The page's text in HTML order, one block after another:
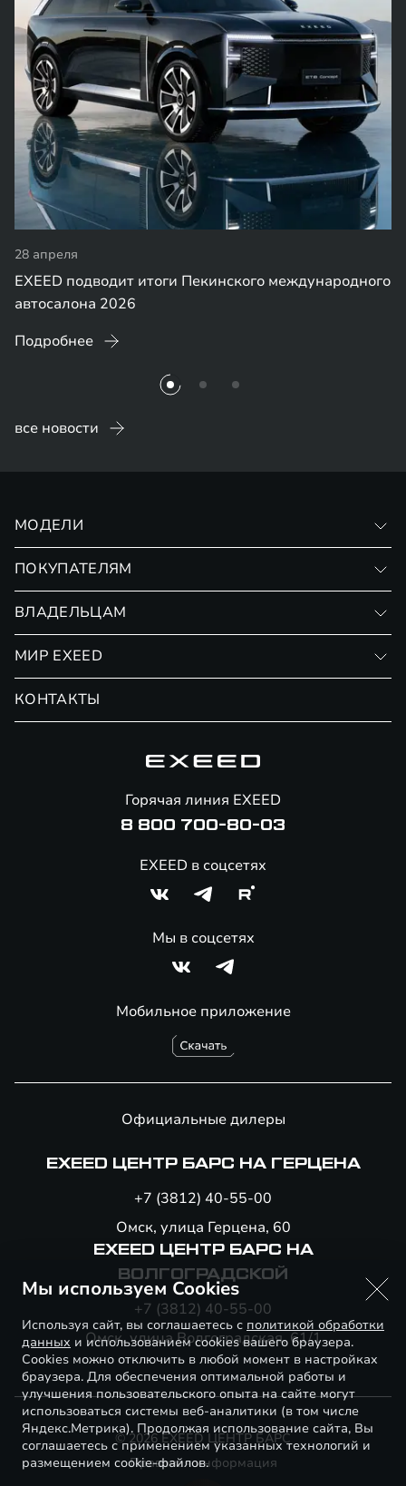
28 апреля
EXEED подводит итоги Пекинского международного
автосалона 2026
Подробнее
все новости
МОДЕЛИ
ПОКУПАТЕЛЯМ
Страхование
ВЛАДЕЛЬЦАМ
Сервис
Помощь на дорогах
МИР EXEED
КОНТАКТЫ
Мобильное приложение
Горячая линия EXEED
8 800 700-80-03
EXEED в соцсетях
Мы в соцсетях
Официальные дилеры
EXEED ЦЕНТР БАРС НА ГЕРЦЕНА
+7 (3812) 40-55-00
Омск, улица Герцена, 60
EXEED ЦЕНТР БАРС НА
ВОЛГОГРАДСКОЙ
+7 (3812) 40-55-00
Омск, улица Волгоградская, 61/1
© 2026 EXEED ЦЕНТР БАРС
Правовая информация
Мы используем Cookies
Используя сайт, вы соглашаетесь с политикой обработки
данных и использованием cookies вашего браузера.
Cookies можно отключить в любой момент в настройках
браузера. Для обеспечения оптимальной работы и
улучшения пользовательского опыта на сайте могут
использоваться системы веб-аналитики (в том числе
Яндекс.Метрика). Продолжая использование сайта, Вы
соглашаетесь с применением указанных технологий и
размещением cookie-файлов.